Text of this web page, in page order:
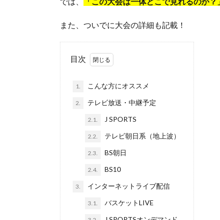
また、ついでに大会の詳細も記載！
目次
1. こんな方にオススメ
2. テレビ放送・中継予定
2.1. J SPORTS
2.2. テレビ朝日系（地上波）
2.3. BS朝日
2.4. BS10
3. インターネットライブ配信
3.1. バスケットLIVE